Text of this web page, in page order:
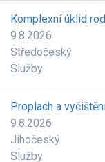
Komplexní úklid
9.8.2026
Středočeský
Služby
Proplach a
9.8.2026
Jihočeský
Služby